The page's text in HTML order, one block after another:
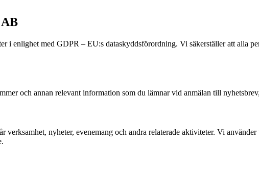
enlighet med GDPR – EU:s dataskyddsförordning. Vi säkerställer att alla
och annan relevant information som du lämnar vid anmälan till
nyheter, evenemang och andra relaterade aktiviteter. Vi